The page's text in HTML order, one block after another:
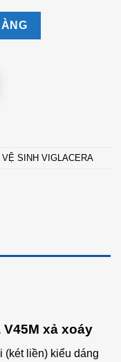
SINH VIGLACERA
xả xoáy
(két liền) kiểu dáng